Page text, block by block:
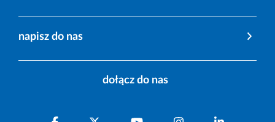
napisz do nas
dołącz do nas